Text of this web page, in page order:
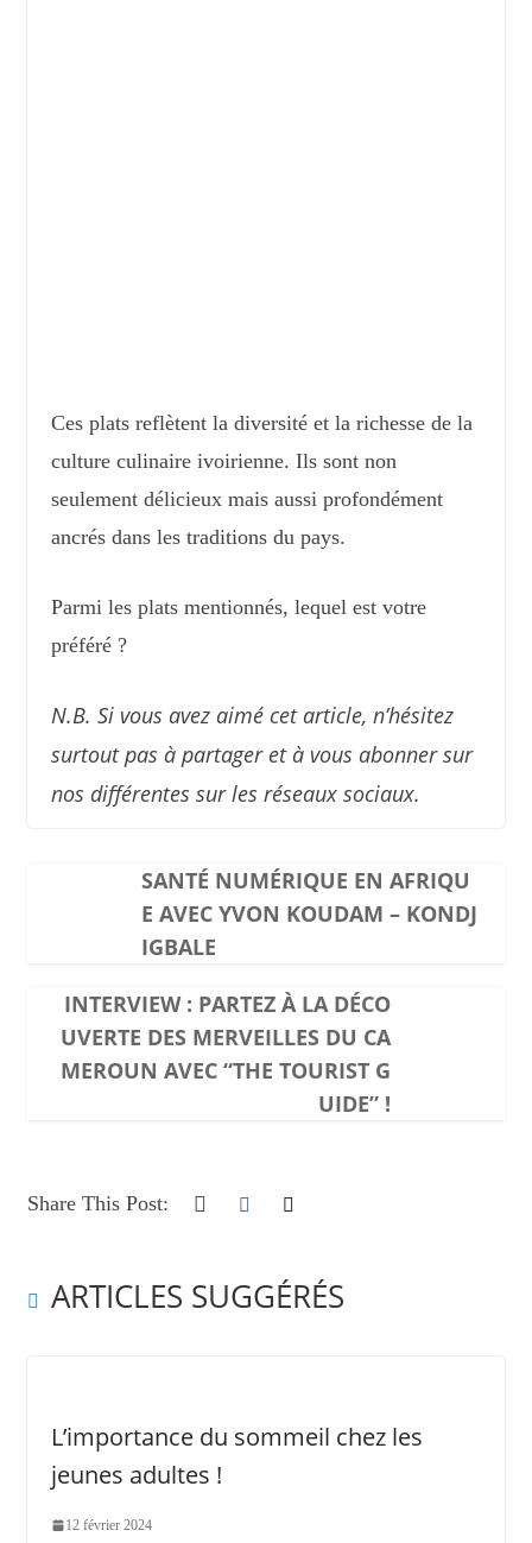
Ces plats reflètent la diversité et la richesse de la
culture culinaire ivoirienne. Ils sont non
seulement délicieux mais aussi profondément
ancrés dans les traditions du pays.
Parmi les plats mentionnés, lequel est votre
préféré ?
N.B. Si vous avez aimé cet article, n’hésitez
surtout pas à partager et à vous abonner sur
nos différentes sur les réseaux sociaux.
SANTÉ NUMÉRIQUE EN AFRIQU
E AVEC YVON KOUDAM – KONDJ
IGBALE
INTERVIEW : PARTEZ À LA DÉCO
UVERTE DES MERVEILLES DU CA
MEROUN AVEC “THE TOURIST G
UIDE” !
Share This Post:
ARTICLES SUGGÉRÉS
L’importance du sommeil chez les
jeunes adultes !
12 février 2024